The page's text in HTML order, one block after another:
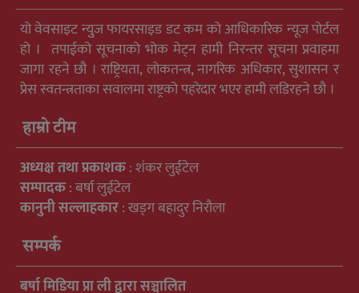
यो वेवसाइट न्युुज फायरसाइड डट कम को आधिकारिक न्यूज पोर्टल
हो । तपाईको सूचनाको भोक मेट्न हामी निरन्तर सूचना प्रवाहमा
जागा रहने छौ । राष्ट्रियता, लोकतन्त्र, नागरिक अधिकार, सुशासन र
प्रेस स्वतन्त्रताका सवालमा राष्ट्रको पहरेदार भएर हामी लडिरहने छौ ।
हाम्रो टीम
अध्यक्ष तथा प्रकाशक: शंकर लुईटेल
सम्पादक: बर्षा लुईटेल
कानुनी सल्लाहकार: खड्ग बहादुर निरौला
सम्पर्क
बर्षा मिडिया प्रा ली द्वारा सञ्चालित